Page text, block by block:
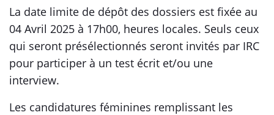
La date limite de dépôt des dossiers est fixée au
04 Avril 2025 à 17h00, heures locales. Seuls ceux
qui seront présélectionnés seront invités par IRC
pour participer à un test écrit et/ou une
interview.
Les candidatures féminines remplissant les